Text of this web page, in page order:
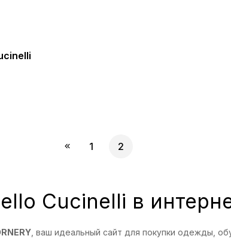
1 2
Cucinelli в
, ваш идеальный сайт для покупки одежды,